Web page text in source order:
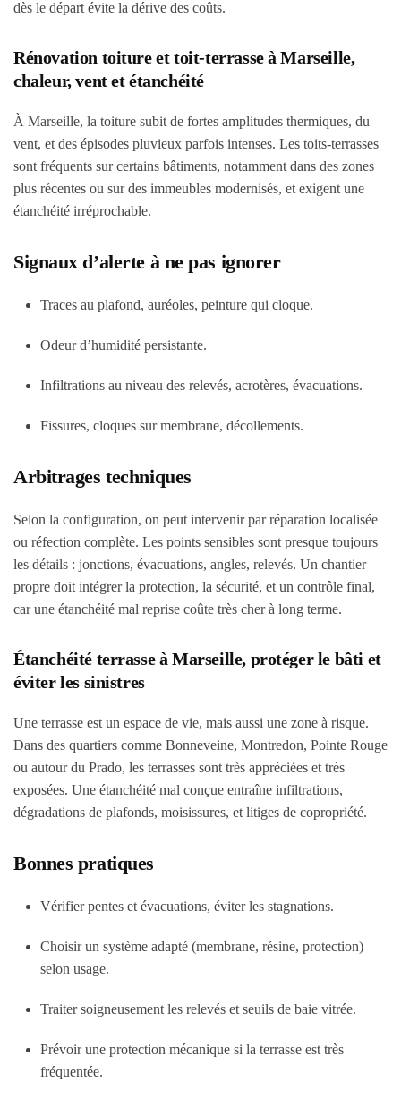
dès le départ évite la dérive des coûts.
Rénovation toiture et toit-terrasse à Marseille,
chaleur, vent et étanchéité
À Marseille, la toiture subit de fortes amplitudes thermiques, du
vent, et des épisodes pluvieux parfois intenses. Les toits-terrasses
sont fréquents sur certains bâtiments, notamment dans des zones
plus récentes ou sur des immeubles modernisés, et exigent une
étanchéité irréprochable.
Signaux d’alerte à ne pas ignorer
Traces au plafond, auréoles, peinture qui cloque.
Odeur d’humidité persistante.
Infiltrations au niveau des relevés, acrotères, évacuations.
Fissures, cloques sur membrane, décollements.
Arbitrages techniques
Selon la configuration, on peut intervenir par réparation localisée
ou réfection complète. Les points sensibles sont presque toujours
les détails : jonctions, évacuations, angles, relevés. Un chantier
propre doit intégrer la protection, la sécurité, et un contrôle final,
car une étanchéité mal reprise coûte très cher à long terme.
Étanchéité terrasse à Marseille, protéger le bâti et
éviter les sinistres
Une terrasse est un espace de vie, mais aussi une zone à risque.
Dans des quartiers comme Bonneveine, Montredon, Pointe Rouge
ou autour du Prado, les terrasses sont très appréciées et très
exposées. Une étanchéité mal conçue entraîne infiltrations,
dégradations de plafonds, moisissures, et litiges de copropriété.
Bonnes pratiques
Vérifier pentes et évacuations, éviter les stagnations.
Choisir un système adapté (membrane, résine, protection)
selon usage.
Traiter soigneusement les relevés et seuils de baie vitrée.
Prévoir une protection mécanique si la terrasse est très
fréquentée.